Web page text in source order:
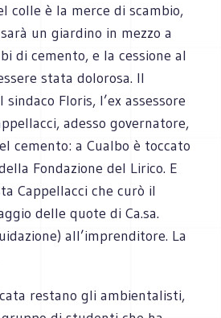
colle è la merce di scambio,
un giardino in mezzo a
di cemento, e la cessione al
stata dolorosa. Il
Floris, l’ex assessore
adesso governatore,
cemento: a Cualbo è toccato
Fondazione del Lirico. E
Cappellacci che curò il
delle quote di Ca.sa.
all’imprenditore. La
restano gli ambientalisti,